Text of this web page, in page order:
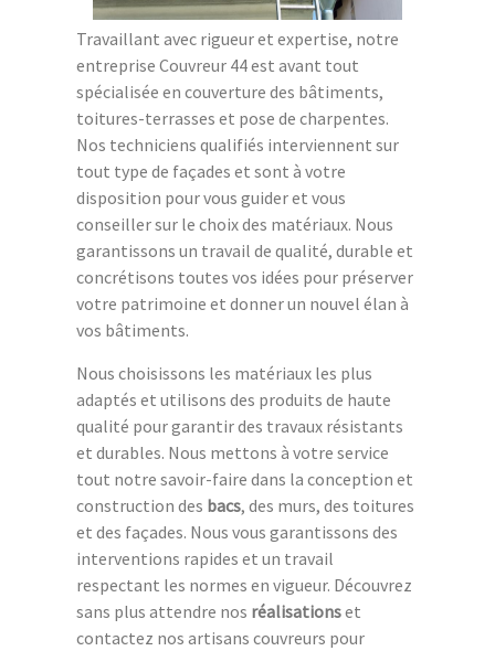
Travaillant avec rigueur et expertise, notre
entreprise Couvreur 44 est avant tout
spécialisée en couverture des bâtiments,
toitures-terrasses et pose de charpentes.
Nos techniciens qualifiés interviennent sur
tout type de façades et sont à votre
disposition pour vous guider et vous
conseiller sur le choix des matériaux. Nous
garantissons un travail de qualité, durable et
concrétisons toutes vos idées pour préserver
votre patrimoine et donner un nouvel élan à
vos bâtiments.
Nous choisissons les matériaux les plus
adaptés et utilisons des produits de haute
qualité pour garantir des travaux résistants
et durables. Nous mettons à votre service
tout notre savoir-faire dans la conception et
construction des bacs, des murs, des toitures
et des façades. Nous vous garantissons des
interventions rapides et un travail
respectant les normes en vigueur. Découvrez
sans plus attendre nos réalisationset
contactez nos artisans couvreurs pour